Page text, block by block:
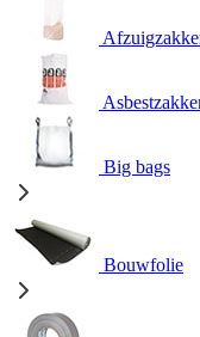
Big bags
Bouwfolie